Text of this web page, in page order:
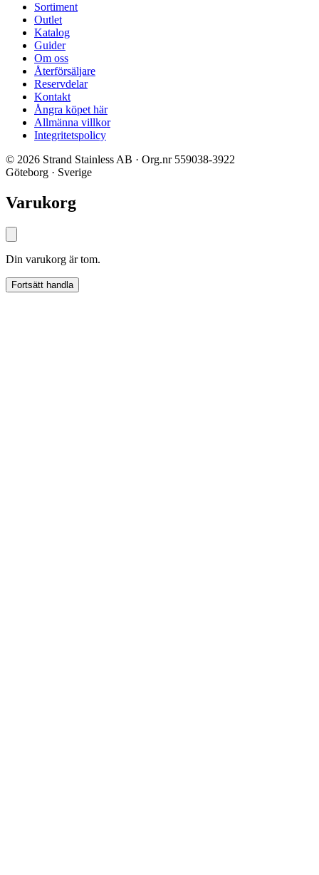
Sortiment
Outlet
Katalog
Guider
Om oss
Återförsäljare
Reservdelar
Kontakt
Ångra köpet här
Allmänna villkor
Integritetspolicy
© 2026 Strand Stainless AB · Org.nr 559038-3922
Göteborg · Sverige
Varukorg
Din varukorg är tom.
Fortsätt handla